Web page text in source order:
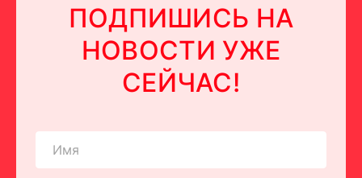
ПОДПИШИСЬ НА
НОВОСТИ УЖЕ
СЕЙЧАС!